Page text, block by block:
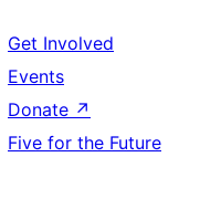
Get Involved
Events
Donate ↗
Five for the Future